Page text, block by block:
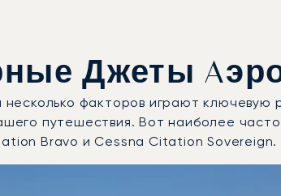
Джеты
факторов играют ключевую
путешествия. Вот наиболее
Bravo и Cessna Citation Sovereign.
воздушных судов по числу